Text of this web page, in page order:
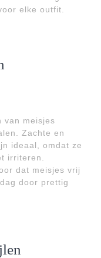
elke outfit.
van meisjes
Zachte en
ideaal, omdat ze
irriteren.
dat meisjes vrij
door prettig